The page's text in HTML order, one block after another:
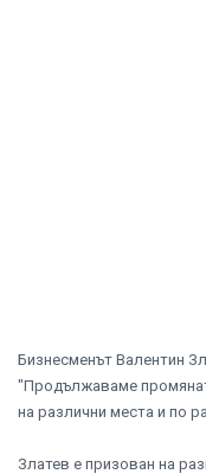
Бизнесменът Валентин
"Продължаваме
на различни места и по
Златев е призован на